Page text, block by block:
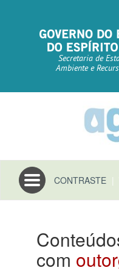
Secretaria de
Ambiente e
Toggle
navigation
CONTRASTE |
com